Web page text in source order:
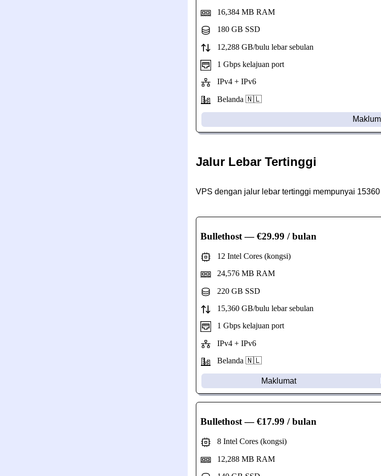
16,384 MB RAM
180 GB SSD
12,288 GB/bulu lebar sebulan
1 Gbps kelajuan port
IPv4 + IPv6
Belanda 🇳🇱
Jalur Lebar Tertinggi
VPS dengan jalur lebar tertinggi mempunyai
Bullethost— €29.99 / bulan
12 Intel Cores (kongsi)
24,576 MB RAM
220 GB SSD
15,360 GB/bulu lebar sebulan
1 Gbps kelajuan port
IPv4 + IPv6
Belanda 🇳🇱
Maklumat
Bullethost— €17.99 / bulan
8 Intel Cores (kongsi)
12,288 MB RAM